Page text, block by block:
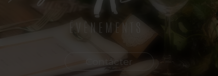
Contacter